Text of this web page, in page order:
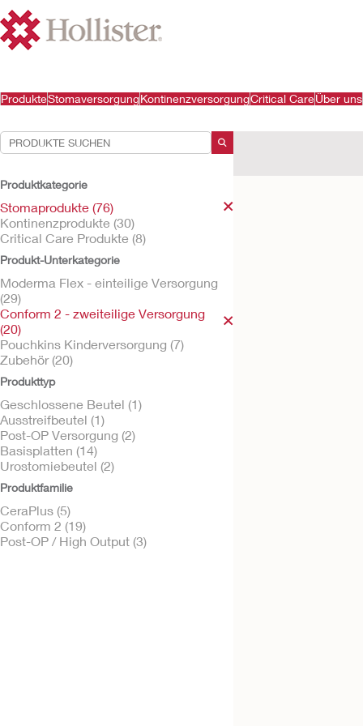
ProdukteStomaversorgungKontinenzversorgungCritical CareÜber uns
Produktkategorie
Stomaprodukte (76)
Kontinenzprodukte (30)
Critical Care Produkte (8)
Produkt-Unterkategorie
Moderma Flex - einteilige Versorgung
(29)
Conform 2 - zweiteilige Versorgung
(20)
Pouchkins Kinderversorgung (7)
Zubehör (20)
Produkttyp
Geschlossene Beutel (1)
Ausstreifbeutel (1)
Post-OP Versorgung (2)
Basisplatten (14)
Urostomiebeutel (2)
Produktfamilie
CeraPlus (5)
Conform 2 (19)
Post-OP / High Output (3)